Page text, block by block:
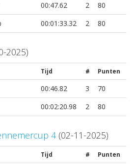
00:47.62 2
80
00:01:33.32 2 80
2025)
Tijd # Punten
00:46.82 3
70
00:02:20.98 2 80
4(02-11-2025)
Tijd # Punten